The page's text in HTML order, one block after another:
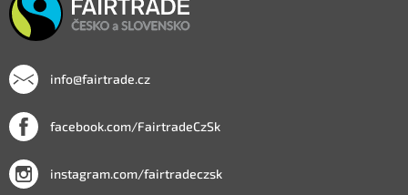
info@fairtrade.cz
facebook.com/FairtradeCzSk
instagram.com/fairtradeczsk